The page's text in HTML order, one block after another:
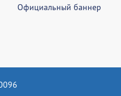
Официальный баннер